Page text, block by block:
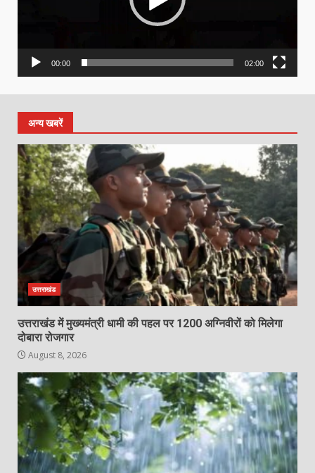
00:00 02:00
अन्य खबरें
उत्तराखंड
उत्तराखंड में मुख्यमंत्री धामी की पहल पर 1200 अग्निवीरों को मिलेगा
दोबारा रोजगार
August 8, 2026